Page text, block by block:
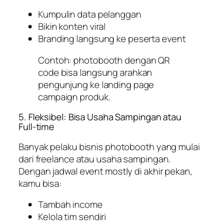
Kumpulin data pelanggan
Bikin konten viral
Branding langsung ke peserta event
Contoh: photobooth dengan QR
code bisa langsung arahkan
pengunjung ke landing page
campaign produk.
5. Fleksibel: Bisa Usaha Sampingan atau
Full-time
Banyak pelaku bisnis photobooth yang mulai
dari freelance atau usaha sampingan.
Dengan jadwal event mostly di akhir pekan,
kamu bisa:
Tambah income
Kelola tim sendiri